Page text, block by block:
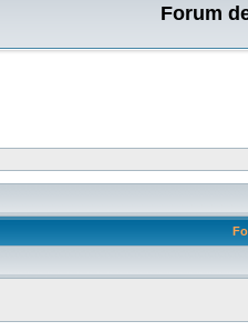
Forum